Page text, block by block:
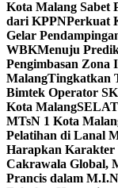
Kota Malang
dari KPPNPerkuat
Gelar
WBKMenuju
Pengimbasan
MalangTingkatkan
Bimtek Operator
Kota Malang
MTsN 1 Kota
Pelatihan di Lanal
Harapkan
Cakrawala Global,
Prancis dalam